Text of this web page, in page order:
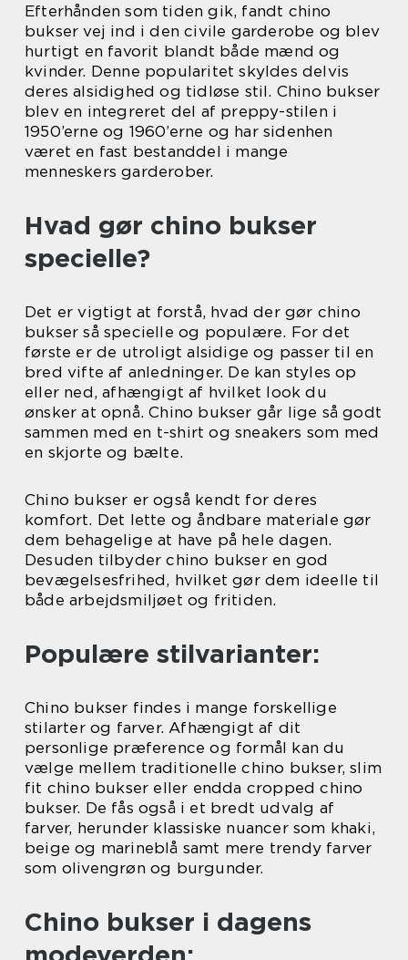
Efterhånden som tiden gik, fandt chino
bukser vej ind i den civile garderobe og blev
hurtigt en favorit blandt både mænd og
kvinder. Denne popularitet skyldes delvis
deres alsidighed og tidløse stil. Chino bukser
blev en integreret del af preppy-stilen i
1950’erne og 1960’erne og har sidenhen
været en fast bestanddel i mange
menneskers garderober.
Hvad gør chino bukser
specielle?
Det er vigtigt at forstå, hvad der gør chino
bukser så specielle og populære. For det
første er de utroligt alsidige og passer til en
bred vifte af anledninger. De kan styles op
eller ned, afhængigt af hvilket look du
ønsker at opnå. Chino bukser går lige så godt
sammen med en t-shirt og sneakers som med
en skjorte og bælte.
Chino bukser er også kendt for deres
komfort. Det lette og åndbare materiale gør
dem behagelige at have på hele dagen.
Desuden tilbyder chino bukser en god
bevægelsesfrihed, hvilket gør dem ideelle til
både arbejdsmiljøet og fritiden.
Populære stilvarianter:
Chino bukser findes i mange forskellige
stilarter og farver. Afhængigt af dit
personlige præference og formål kan du
vælge mellem traditionelle chino bukser, slim
fit chino bukser eller endda cropped chino
bukser. De fås også i et bredt udvalg af
farver, herunder klassiske nuancer som khaki,
beige og marineblå samt mere trendy farver
som olivengrøn og burgunder.
Chino bukser i dagens